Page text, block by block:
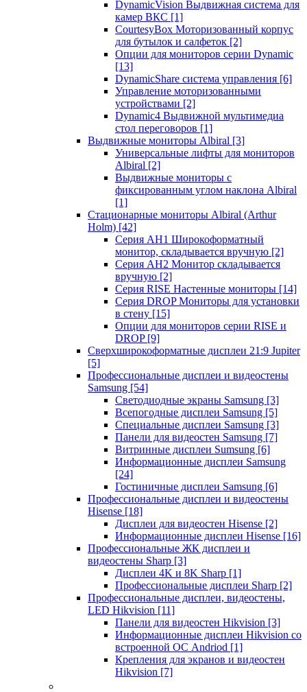
DynamicVision Выдвижная система для
камер ВКС [1]
CourtesyBox Моторизованный корпус
для бутылок и салфеток [2]
Опции для мониторов серии Dynamic
[13]
DynamicShare система управления [6]
Управление моторизованными
устройствами [2]
Dynamic4 Выдвижной мультимедиа
стол переговоров [1]
Выдвижные мониторы Albiral [3]
Универсальные лифты для мониторов
Albiral [2]
Выдвижные мониторы с
фиксированным углом наклона Albiral
[1]
Стационарные мониторы Albiral (Arthur
Holm) [42]
Серия AH1 Широкоформатный
монитор, складывается вручную [2]
Серия AH2 Монитор складывается
вручную [2]
Серия RISE Настенные мониторы [14]
Серия DROP Мониторы для установки
в стену [15]
Опции для мониторов серии RISE и
DROP [9]
Сверхширокоформатные дисплеи 21:9 Jupiter
[5]
Профессиональные дисплеи и видеостены
Samsung [54]
Светодиодные экраны Samsung [3]
Всепогодные дисплеи Samsung [5]
Специальные дисплеи Samsung [3]
Панели для видеостен Samsung [7]
Витринные дисплеи Sumsung [6]
Информационные дисплеи Samsung
[24]
Гостиничные дисплеи Samsung [6]
Профессиональные дисплеи и видеостены
Hisense [18]
Дисплеи для видеостен Hisense [2]
Информационные дисплеи Hisense [16]
Профессиональные ЖК дисплеи и
видеостены Sharp [3]
Дисплеи 4K и 8K Sharp [1]
Профессиональные дисплеи Sharp [2]
Профессиональные дисплеи, видеостены,
LED Hikvision [11]
Панели для видеостен Hikvision [3]
Информационные дисплеи Hikvision со
встроенной ОС Andriod [1]
Крепления для экранов и видеостен
Hikvision [7]